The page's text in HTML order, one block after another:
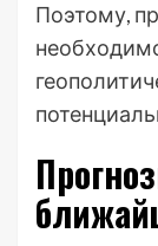
Поэтому,